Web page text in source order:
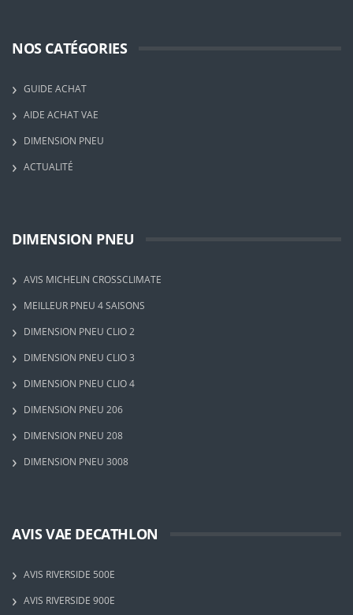
NOS CATÉGORIES
GUIDE ACHAT
AIDE ACHAT VAE
DIMENSION PNEU
ACTUALITÉ
DIMENSION PNEU
AVIS MICHELIN CROSSCLIMATE
MEILLEUR PNEU 4 SAISONS
DIMENSION PNEU CLIO 2
DIMENSION PNEU CLIO 3
DIMENSION PNEU CLIO 4
DIMENSION PNEU 206
DIMENSION PNEU 208
DIMENSION PNEU 3008
AVIS VAE DECATHLON
AVIS RIVERSIDE 500E
AVIS RIVERSIDE 900E